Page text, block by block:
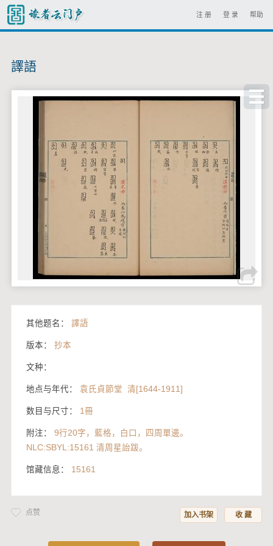
帮助
登 录
注 册
譯語
其他题名： 譯語
版本： 抄本
文种：
地点与年代： 袁氏貞節堂 清[1644-1911]
数目与尺寸： 1冊
附注：
9行20字，藍格，白口，四周單邊。
NLC:SBYL:15161 清周星詒跋。
馆藏信息： 15161
加入书架 收 藏
点赞